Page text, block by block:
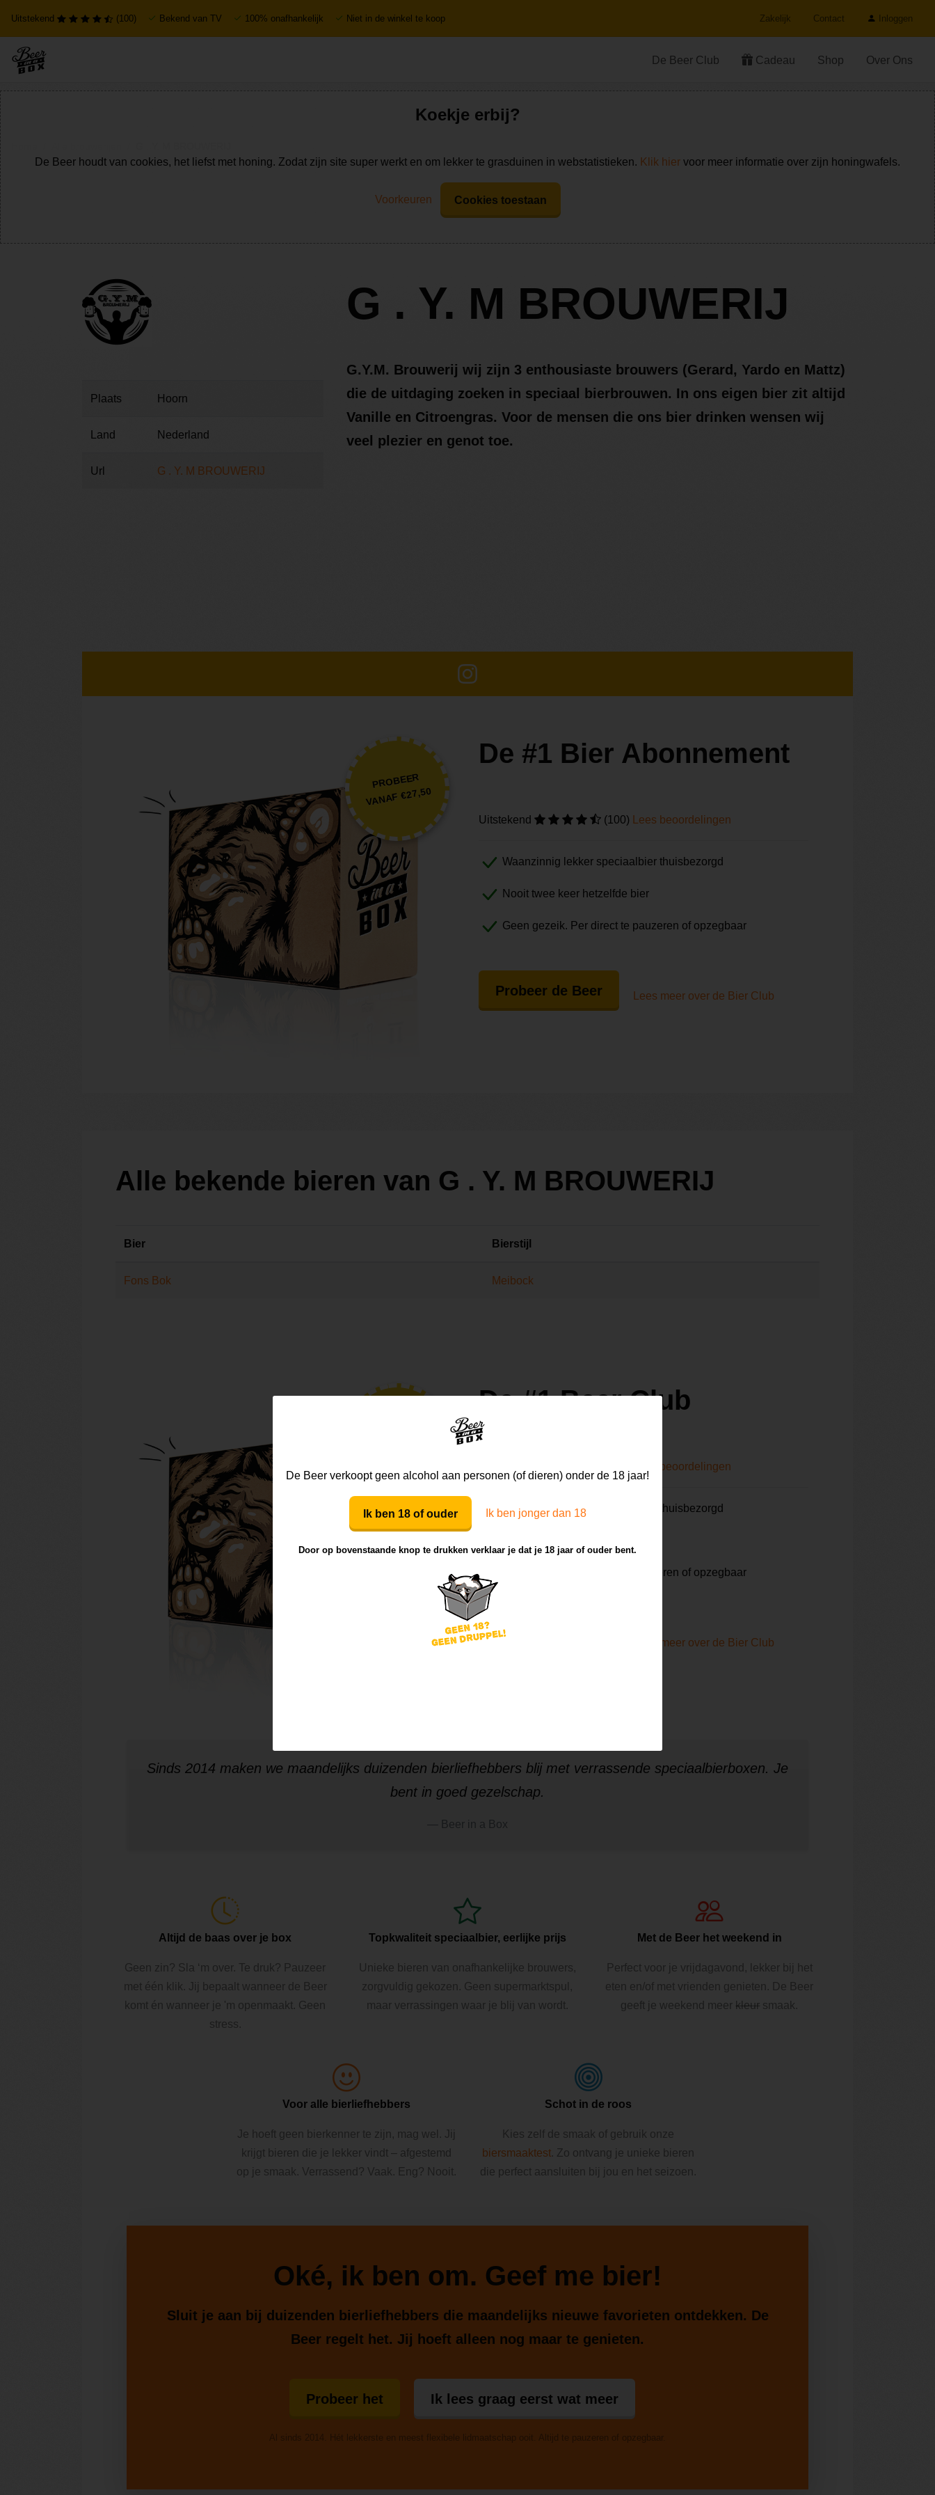
Uitstekend (100) Bekend van TV 100% onafhankelijk Niet in de winkel te koop Zakelijk Contact Inloggen
De Beer Club Cadeau Shop Over Ons
Plaats Hoorn
Land Nederland
Url G . Y. M BROUWERIJ
G . Y. M BROUWERIJ
G.Y.M. Brouwerij wij zijn 3 enthousiaste brouwers (Gerard, Yardo en Mattz)
die de uitdaging zoeken in speciaal bierbrouwen. In ons eigen bier zit altijd
Vanille en Citroengras. Voor de mensen die ons bier drinken wensen wij
veel plezier en genot toe.
PROBEER
VANAF €27,50
De #1 Bier Abonnement
Uitstekend (100) Lees beoordelingen
Waanzinnig lekker speciaalbier thuisbezorgd
Nooit twee keer hetzelfde bier
Geen gezeik. Per direct te pauzeren of opzegbaar
Probeer de Beer Lees meer over de Bier Club
Alle bekende bieren van G . Y. M BROUWERIJ
Bier Bierstijl
Fons Bok Meibock
De #1 Beer Club
Lees beoordelingen
Waanzinnig lekker speciaalbier thuisbezorgd
Geen gezeik. Per direct te pauzeren of opzegbaar
Probeer de Beer Lees meer over de Bier Club
Sinds 2014 maken we maandelijks duizenden bierliefhebbers blij met verrassende speciaalbierboxen. Je
bent in goed gezelschap.
Beer in a Box
Altijd de baas over je box
Geen zin? Sla ‘m over. Te druk? Pauzeer
met één klik. Jij bepaalt wanneer de Beer
komt én wanneer je 'm openmaakt. Geen
stress.
Topkwaliteit speciaalbier, eerlijke prijs
Unieke bieren van onafhankelijke brouwers,
zorgvuldig gekozen. Geen supermarktspul,
maar verrassingen waar je blij van wordt.
Met de Beer het weekend in
Perfect voor je vrijdagavond, lekker bij het
eten en/of met vrienden genieten. De Beer
geeft je weekend meer kleur smaak.
Voor alle bierliefhebbers
Je hoeft geen bierkenner te zijn, mag wel. Jij
krijgt bieren die je lekker vindt – afgestemd
op je smaak. Verrassend? Vaak. Eng? Nooit.
Schot in de roos
Kies zelf de smaak of gebruik onze
biersmaaktest. Zo ontvang je unieke bieren
die perfect aansluiten bij jou en het seizoen.
Oké, ik ben om. Geef me bier!
Sluit je aan bij duizenden bierliefhebbers die maandelijks nieuwe favorieten ontdekken. De
Beer regelt het. Jij hoeft alleen nog maar te genieten.
Probeer het Ik lees graag eerst wat meer
Al sinds 2014. Hét lekkerste en meest flexibele lidmaatschap ooit. Altijd te pauzeren of opzegbaar.
De Beer verkoopt geen alcohol aan personen (of dieren) onder de 18 jaar!
Ik ben 18 of ouder Ik ben jonger dan 18
Door op bovenstaande knop te drukken verklaar je dat je 18 jaar of ouder bent.
Koekje erbij?
De Beer houdt van cookies, het liefst met honing. Zodat zijn site super werkt en om lekker te grasduinen in webstatistieken. Klik hier voor meer informatie over zijn honingwafels.
Voorkeuren Cookies toestaan